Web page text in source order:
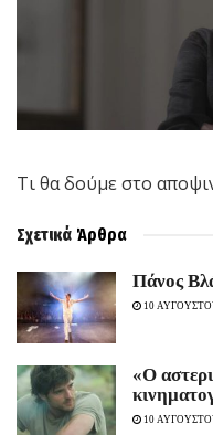
Tι θα δούμε στο
Σχετικά Άρθρα
Πάνος
10
«Ο
10